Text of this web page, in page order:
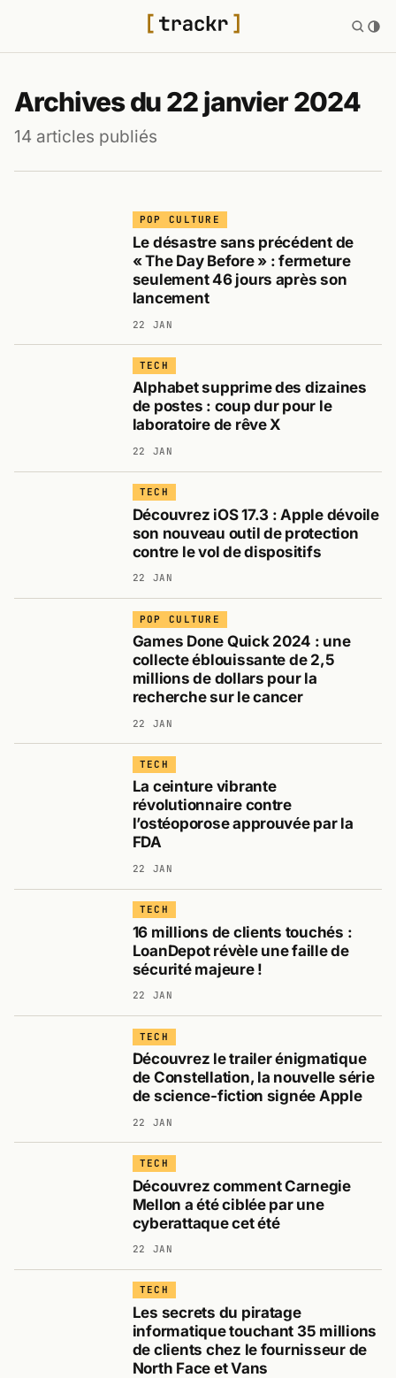
Archives du 22 janvier 2024
14 articles publiés
POP CULTURE
Le désastre sans précédent de
« The Day Before » : fermeture
seulement 46 jours après son
lancement
22 JAN
TECH
Alphabet supprime des dizaines
de postes : coup dur pour le
laboratoire de rêve X
22 JAN
TECH
Découvrez iOS 17.3 : Apple dévoile
son nouveau outil de protection
contre le vol de dispositifs
22 JAN
POP CULTURE
Games Done Quick 2024 : une
collecte éblouissante de 2,5
millions de dollars pour la
recherche sur le cancer
22 JAN
TECH
La ceinture vibrante
révolutionnaire contre
l’ostéoporose approuvée par la
FDA
22 JAN
TECH
16 millions de clients touchés :
LoanDepot révèle une faille de
sécurité majeure !
22 JAN
TECH
Découvrez le trailer énigmatique
de Constellation, la nouvelle série
de science-fiction signée Apple
22 JAN
TECH
Découvrez comment Carnegie
Mellon a été ciblée par une
cyberattaque cet été
22 JAN
TECH
Les secrets du piratage
informatique touchant 35 millions
de clients chez le fournisseur de
North Face et Vans